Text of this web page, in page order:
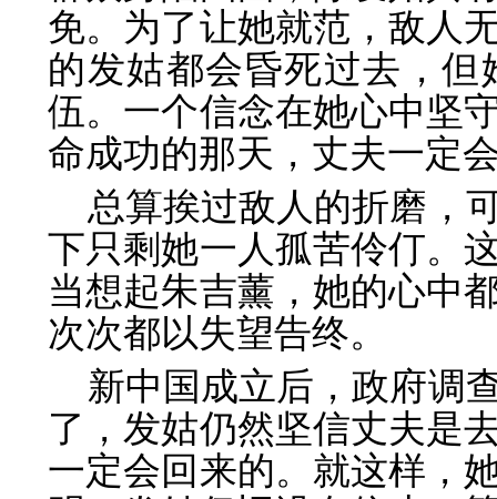
免。为了让她就范，敌人
的发姑都会昏死过去，
伍。一个信念在她心中坚
命成功的那天，丈夫一定
总算挨过敌人的折磨，
下只剩她一人孤苦伶仃。
当想起朱吉薰，她的心中
次次都以失望告终。
新中国成立后，政府调
了，发姑仍然坚信丈夫是
一定会回来的。就这样，